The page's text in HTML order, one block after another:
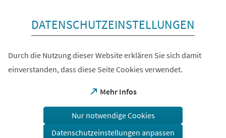
DATENSCHUTZEINSTELLUNGEN
Durch die Nutzung dieser Website erklären Sie sich damit
einverstanden, dass diese Seite Cookies verwendet.
Mehr Infos
(Öffnet
einem
Tab)
Nur notwendige Cookies
Datenschutzeinstellungen anpassen